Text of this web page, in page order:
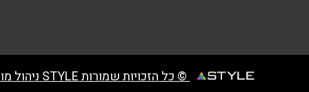
© כל הזכויות שמורות STYLE ניהול מועדוני לקוחות